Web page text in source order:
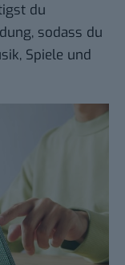
du
sodass du
Spiele und